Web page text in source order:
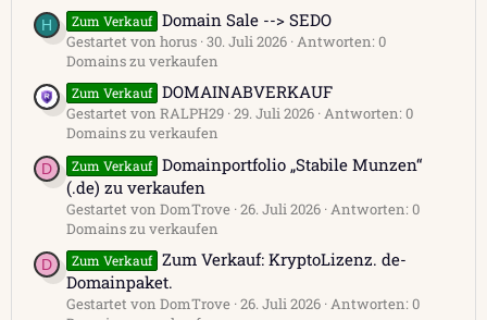
H Zum Verkauf Domain Sale --> SEDO
Gestartet von horus 30. Juli 2026 Antworten: 0
Domains zu verkaufen
Zum Verkauf DOMAINABVERKAUF
Gestartet von RALPH29 29. Juli 2026 Antworten: 0
Domains zu verkaufen
D Zum Verkauf Domainportfolio „Stabile Munzen“
(.de) zu verkaufen
Gestartet von DomTrove 26. Juli 2026 Antworten: 0
Domains zu verkaufen
D Zum Verkauf Zum Verkauf: KryptoLizenz. de-
Domainpaket.
Gestartet von DomTrove 26. Juli 2026 Antworten: 0